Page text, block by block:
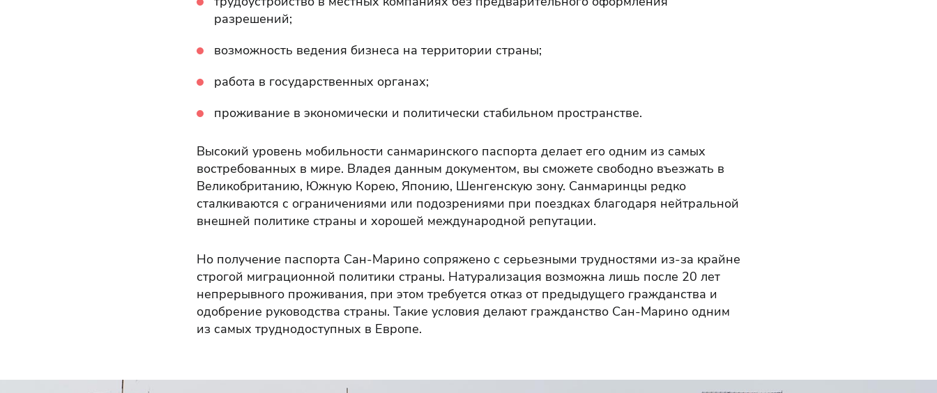
разрешений;
возможность ведения бизнеса на территории страны;
работа в государственных органах;
проживание в экономически и политически стабильном пространстве.
Высокий уровень мобильности санмаринского паспорта делает его одним из самых
востребованных в мире. Владея данным документом, вы сможете свободно въезжать в
Великобританию, Южную Корею, Японию, Шенгенскую зону. Санмаринцы редко
сталкиваются с ограничениями или подозрениями при поездках благодаря нейтральной
внешней политике страны и хорошей международной репутации.
Но получение паспорта Сан-Марино сопряжено с серьезными трудностями из-за крайне
строгой миграционной политики страны. Натурализация возможна лишь после 20 лет
непрерывного проживания, при этом требуется отказ от предыдущего гражданства и
одобрение руководства страны. Такие условия делают гражданство Сан-Марино одним
из самых труднодоступных в Европе.